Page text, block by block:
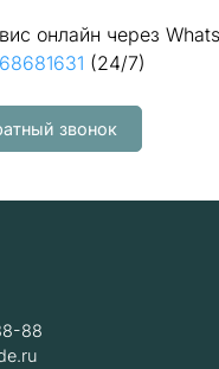
онлайн через
(24/7)
звонок
88